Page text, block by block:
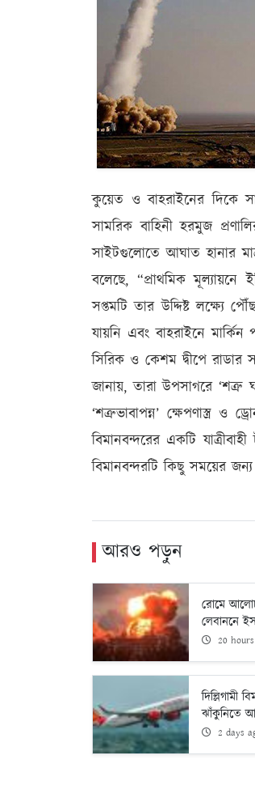
কুয়েত ও বাহরাইনের দিকে
সামরিক বাহিনী হরমুজ
সাইটগুলোতে আঘাত হানার
বলেছে, “প্রাথমিক মূল্যায়নে
সপ্তমটি তার উদ্দিষ্ট লক্ষ্যে
যায়নি এবং বাহরাইনে
সিরিক ও কেশম দ্বীপে রাডার
জানায়, তারা উপসাগরে ‘শত্রু
‘শত্রুভাবাপন্ন’ ক্ষেপণাস্ত্র
বিমানবন্দরের একটি
বিমানবন্দরটি কিছু সময়ের
আরও পড়ুন
রোমে
লেবাননে
20
দিল্লিগামী
ঝাঁকুনিতে
2 days